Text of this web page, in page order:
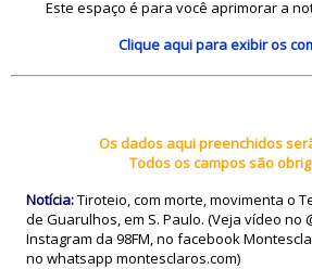
Este espaço é para você aprimorar a
Clique aquipara exibir os
Os dados aqui preenchidos
Todos os campos são
Notícia:Tiroteio, com morte, movimenta o
de Guarulhos, em S. Paulo. (Veja vídeo no
Instagram da 98FM, no facebook
no whatsapp montesclaros.com)